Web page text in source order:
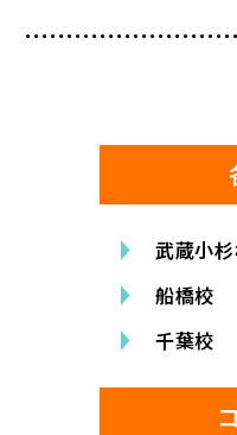
武蔵小
船橋校
千葉校